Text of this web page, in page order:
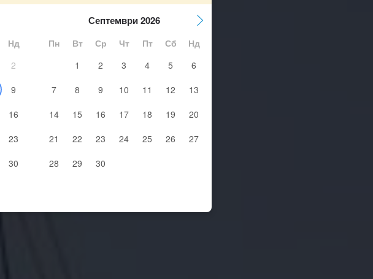
Нд
2
9
16
23
30
Септември 2026
Пн Вт Ср Чт Пт Сб
Нд
1
2 3 4 5
6
7
8 9 10 11 12
13
14
15 16 17 18 19
20
21
22 23 24 25 26
27
28
29 30